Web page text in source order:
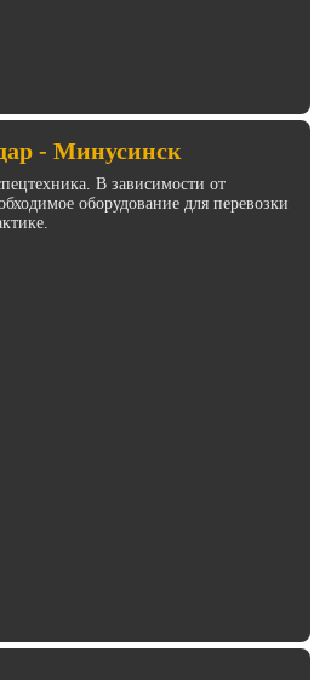
- Минусинск
В зависимости от
оборудование для перевозки